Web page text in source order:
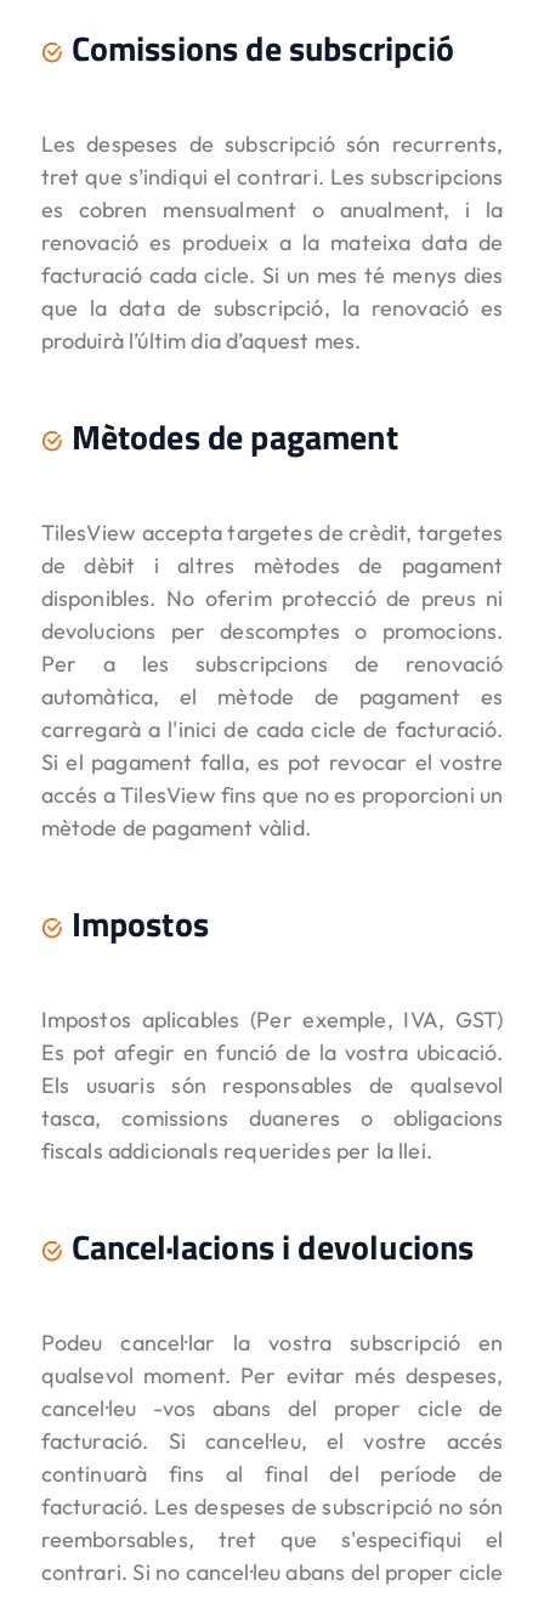
Comissions de subscripció
Les despeses de subscripció són recurrents,
tret que s’indiqui el contrari. Les subscripcions
es cobren mensualment o anualment, i la
renovació es produeix a la mateixa data de
facturació cada cicle. Si un mes té menys dies
que la data de subscripció, la renovació es
produirà l’últim dia d’aquest mes.
Mètodes de pagament
TilesView accepta targetes de crèdit, targetes
de dèbit i altres mètodes de pagament
disponibles. No oferim protecció de preus ni
devolucions per descomptes o promocions.
Per a les subscripcions de renovació
automàtica, el mètode de pagament es
carregarà a l'inici de cada cicle de facturació.
Si el pagament falla, es pot revocar el vostre
accés a TilesView fins que no es proporcioni un
mètode de pagament vàlid.
Impostos
Impostos aplicables (Per exemple, IVA, GST)
Es pot afegir en funció de la vostra ubicació.
Els usuaris són responsables de qualsevol
tasca, comissions duaneres o obligacions
fiscals addicionals requerides per la llei.
Cancel·lacions i devolucions
Podeu cancel·lar la vostra subscripció en
qualsevol moment. Per evitar més despeses,
cancel·leu -vos abans del proper cicle de
facturació. Si cancel·leu, el vostre accés
continuarà fins al final del període de
facturació. Les despeses de subscripció no són
reemborsables, tret que s'especifiqui el
contrari. Si no cancel·leu abans del proper cicle